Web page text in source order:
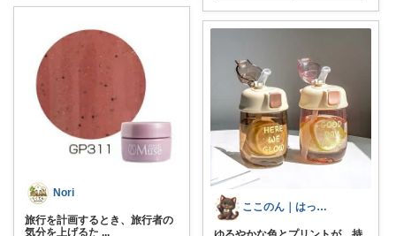
Nori
旅行を計画するとき、旅行者の
気分を上げるた ...
ここのん｜はっぴいライフ💓